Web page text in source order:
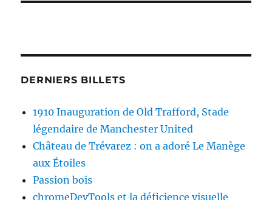
DERNIERS BILLETS
1910 Inauguration de Old Trafford, Stade
légendaire de Manchester United
Château de Trévarez : on a adoré Le Manège
aux Étoiles
Passion bois
chromeDevTools et la déficience visuelle